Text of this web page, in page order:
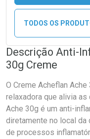
TODOS OS
Descrição Anti-
30g Creme
O Creme Acheflan
relaxadora que alivia
Ache 30g é um anti-
diretamente no local da
de processos